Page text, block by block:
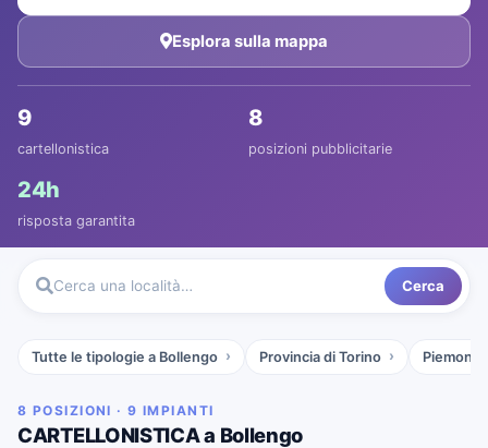
Esplora sulla mappa
9
cartellonistica
8
posizioni pubblicitarie
24h
risposta garantita
Cerca una località… Cerca
Tutte le tipologie a Bollengo Provincia di Torino Piemonte
8 POSIZIONI · 9 IMPIANTI
CARTELLONISTICA a Bollengo